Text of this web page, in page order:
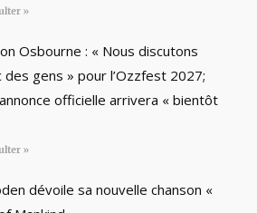
»
Osbourne : « Nous discutons
des gens » pour l’Ozzfest 2027;
officielle arrivera « bientôt
»
dévoile sa nouvelle chanson «